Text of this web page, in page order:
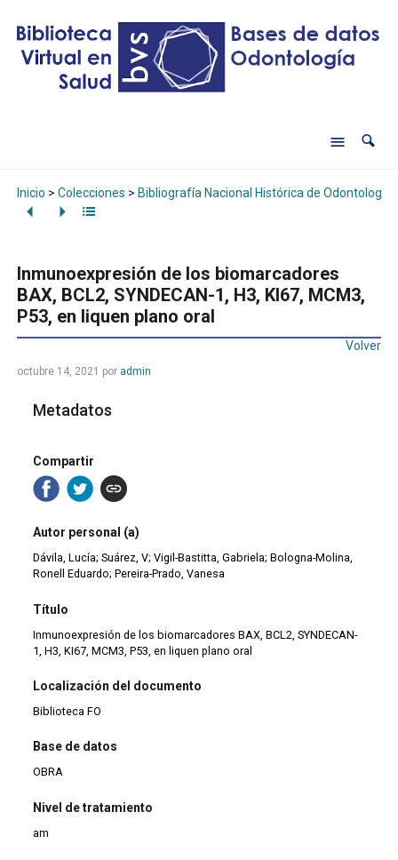
Inicio > Colecciones > Bibliografía Nacional Histórica de Odontología
Inmunoexpresión de los biomarcadores
BAX, BCL2, SYNDECAN-1, H3, KI67, MCM3,
P53, en liquen plano oral
Volver
octubre 14, 2021 por admin
Metadatos
Compartir
Autor personal (a)
Dávila, Lucía; Suárez, V; Vigil-Bastitta, Gabriela; Bologna-Molina,
Ronell Eduardo; Pereira-Prado, Vanesa
Título
Inmunoexpresión de los biomarcadores BAX, BCL2, SYNDECAN-
1, H3, KI67, MCM3, P53, en liquen plano oral
Localización del documento
Biblioteca FO
Base de datos
OBRA
Nivel de tratamiento
am